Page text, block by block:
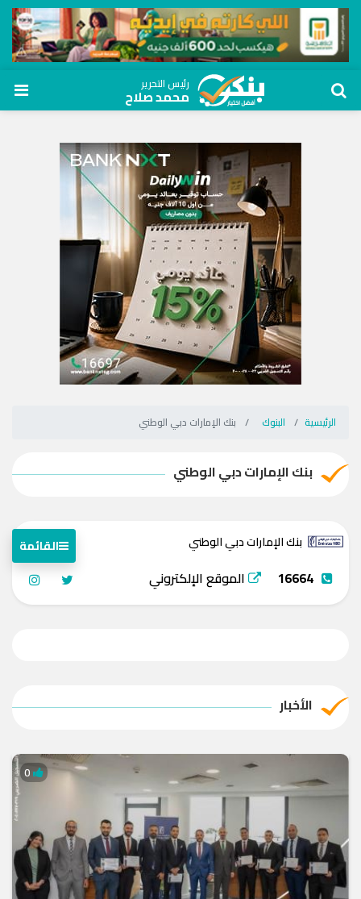
رئيس التحرير
محمد صلاح
الرئيسية البنوك بنك الإمارات دبي الوطني
بنك الإمارات دبي الوطني
بنك الإمارات دبي الوطني القائمة
16664 الموقع الإلكتروني
الأخبار